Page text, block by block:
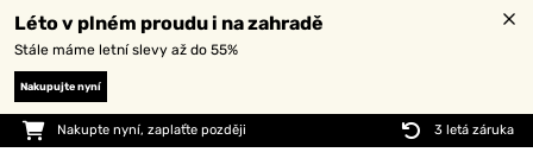
Léto v plném proudu i na zahradě
Stále máme letní slevy až do 55%
Nakupujte nyní
Nakupte nyní, zaplaťte později 3 letá záruka